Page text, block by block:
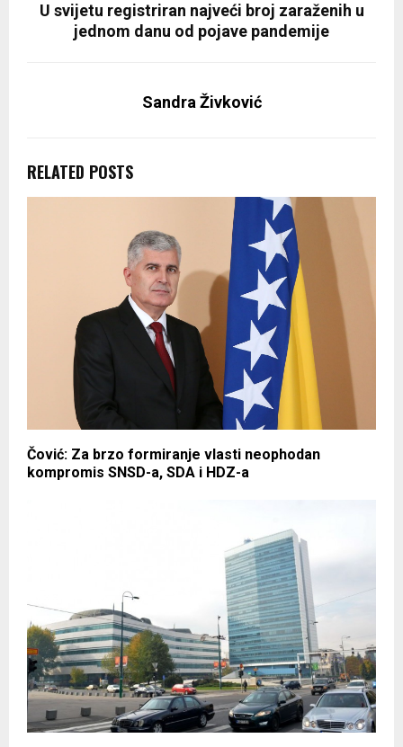
U svijetu registriran najveći broj zaraženih u
jednom danu od pojave pandemije
Sandra Živković
RELATED POSTS
Čović: Za brzo formiranje vlasti neophodan
kompromis SNSD-a, SDA i HDZ-a